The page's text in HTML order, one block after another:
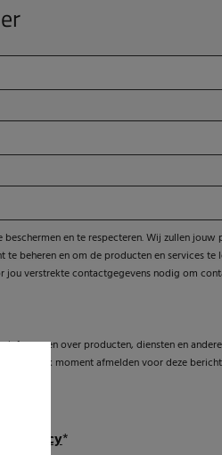
en te respecteren. Wij zullen jouw
beheren en om de producten en services te
jou verstrekte contactgegevens nodig om
over producten, diensten en
je op elk moment afmelden voor deze
policy*